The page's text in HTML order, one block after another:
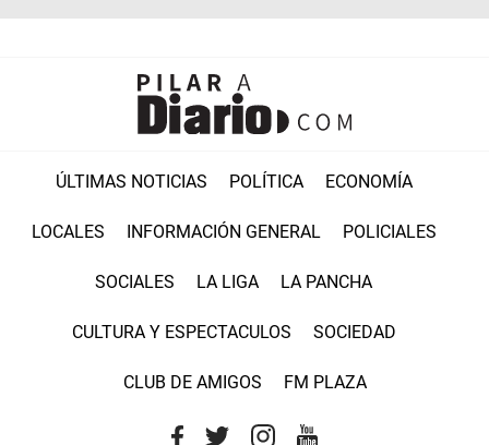
ÚLTIMAS NOTICIAS POLÍTICA ECONOMÍA
LOCALES INFORMACIÓN GENERAL POLICIALES
SOCIALES LA LIGA LA PANCHA
CULTURA Y ESPECTACULOS SOCIEDAD
CLUB DE AMIGOS FM PLAZA